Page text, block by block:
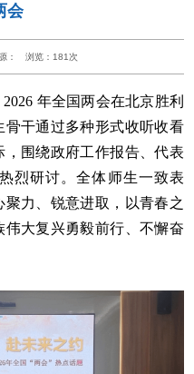
会
： 浏览： 181次
年全国两会在北京胜利
干通过多种形式收听收看
围绕政府工作报告、代表
烈研讨。全体师生一致表
力、锐意进取，以青春之
大复兴勇毅前行、不懈奋